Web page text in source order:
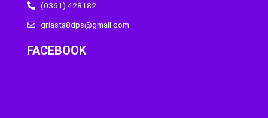
(0361) 428182
griasta8dps@gmail.com
FACEBOOK